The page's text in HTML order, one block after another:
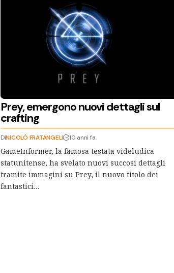
Prey, emergono nuovi dettagli sul
crafting
DiNICOLÒ FRATANGELI 10 anni fa
GameInformer, la famosa testata videludica
statunitense, ha svelato nuovi succosi dettagli
tramite immagini su Prey, il nuovo titolo dei
fantastici…